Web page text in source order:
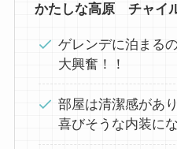
かたしな高原 チャイ
ゲレンデに泊まる
大興奮！！
部屋は清潔感があ
喜びそうな内装に